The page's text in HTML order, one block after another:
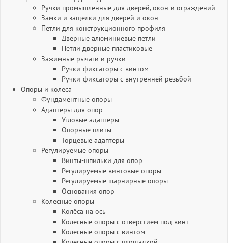
Ручки промышленные для дверей, окон и ограждений
Замки и защелки для дверей и окон
Петли для конструкционного профиля
Дверные алюминиевые петли
Петли дверные пластиковые
Зажимные рычаги и ручки
Ручки-фиксаторы c винтом
Ручки-фиксаторы c внутренней резьбой
Опоры и колеса
Фундаментные опоры
Адаптеры для опор
Угловые адаптеры
Опорные плиты
Торцевые адаптеры
Регулируемые опоры
Винты-шпильки для опор
Регулируемые винтовые опоры
Регулируемые шарнирные опоры
Основания опор
Колесные опоры
Колёса на ось
Колесные опоры с отверстием под винт
Колесные опоры с винтом